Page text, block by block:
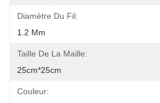
Diamètre Du Fil:
1.2 Mm
Taille De La Maille:
25cm*25cm
Couleur: